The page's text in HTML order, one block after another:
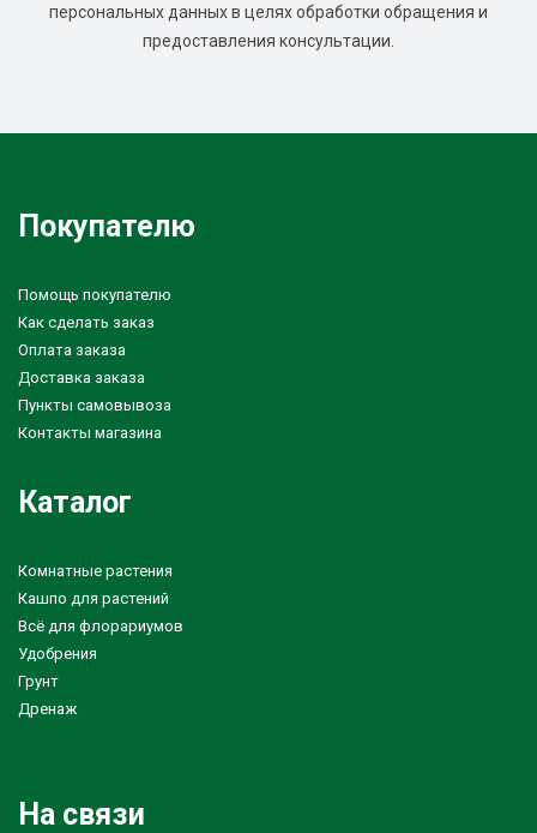
персональных данных в целях обработки обращения и
предоставления консультации.
Покупателю
Помощь покупателю
Как сделать заказ
Оплата заказа
Доставка заказа
Пункты самовывоза
Контакты магазина
Каталог
Комнатные растения
Кашпо для растений
Всё для флорариумов
Удобрения
Грунт
Дренаж
На связи